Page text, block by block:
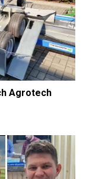
Agrotech